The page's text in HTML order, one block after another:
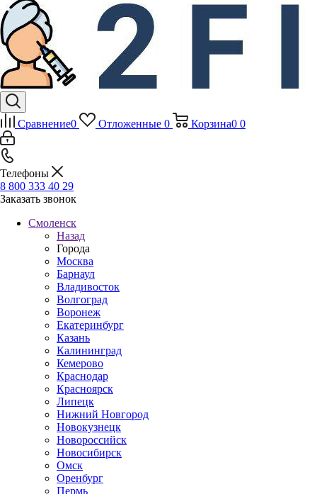
Сравнение0 Отложенные 0 Корзина0 0
Телефоны
8 800 333 40 29
Заказать звонок
Смоленск
Назад
Города
Москва
Барнаул
Владивосток
Волгоград
Воронеж
Екатеринбург
Казань
Калининград
Кемерово
Краснодар
Красноярск
Липецк
Нижний Новгород
Новокузнецк
Новороссийск
Новосибирск
Омск
Оренбург
Пермь